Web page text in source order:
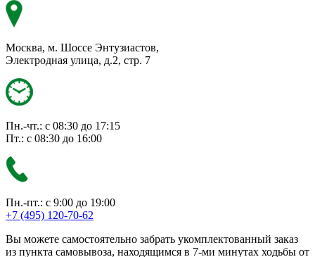
Москва, м. Шоссе Энтузиастов,
Электродная улица, д.2, стр. 7
Пн.-чт.: с 08:30 до 17:15
Пт.: с 08:30 до 16:00
Пн.-пт.: с 9:00 до 19:00
+7 (495) 120-70-62
Вы можете самостоятельно забрать укомплектованный заказ
из пункта самовывоза, находящимся в 7-ми минутах ходьбы от